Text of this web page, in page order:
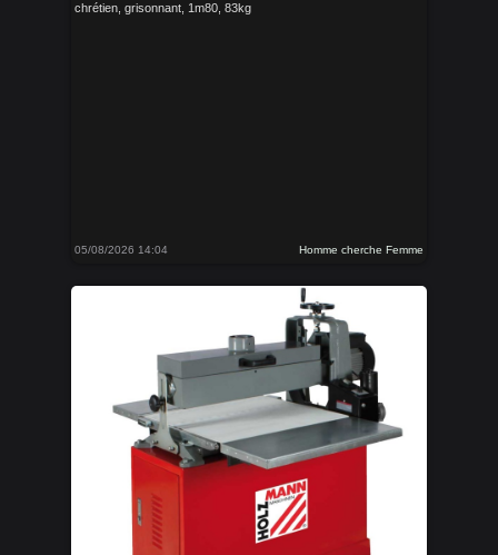
chrétien, grisonnant, 1m80, 83kg
05/08/2026 14:04 Homme cherche Femme